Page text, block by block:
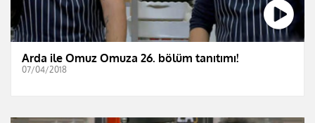
Arda ile Omuz Omuza 26. bölüm tanıtımı!
07/04/2018